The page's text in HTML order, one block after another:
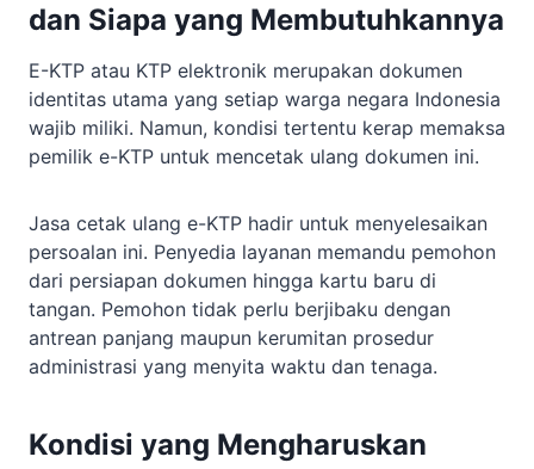
dan Siapa yang Membutuhkannya
E-KTP atau KTP elektronik merupakan dokumen
identitas utama yang setiap warga negara Indonesia
wajib miliki. Namun, kondisi tertentu kerap memaksa
pemilik e-KTP untuk mencetak ulang dokumen ini.
Jasa cetak ulang e-KTP hadir untuk menyelesaikan
persoalan ini. Penyedia layanan memandu pemohon
dari persiapan dokumen hingga kartu baru di
tangan. Pemohon tidak perlu berjibaku dengan
antrean panjang maupun kerumitan prosedur
administrasi yang menyita waktu dan tenaga.
Kondisi yang Mengharuskan